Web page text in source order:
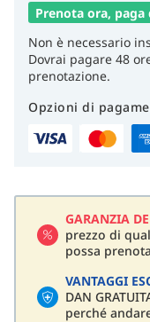
Prenota ora, paga
Non è necessario
Dovrai pagare 48
prenotazione.
Opzioni di
GARANZIA
prezzo di
possa
VANTAGGI
DAN
perché